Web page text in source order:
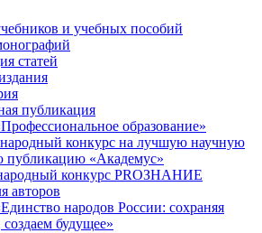
и учебных пособий
статей
публикация
образование»
конкурс на лучшую научную
публикацию «Академус»
конкурс PROЗНАНИЕ
авторов
народов России: сохраняя
будущее»